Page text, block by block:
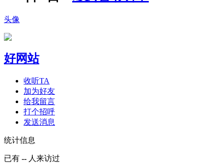
头像
好网站
收听TA
加为好友
给我留言
打个招呼
发送消息
统计信息
已有 -- 人来访过